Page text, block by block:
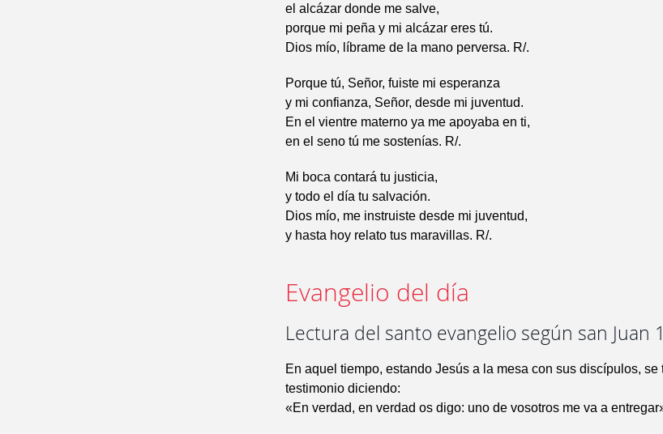
el alcázar donde me salve,
porque mi peña y mi alcázar eres tú.
Dios mío, líbrame de la mano perversa. R/.
Porque tú, Señor, fuiste mi esperanza
y mi confianza, Señor, desde mi juventud.
En el vientre materno ya me apoyaba en ti,
en el seno tú me sostenías. R/.
Mi boca contará tu justicia,
y todo el día tu salvación.
Dios mío, me instruiste desde mi juventud,
y hasta hoy relato tus maravillas. R/.
Evangelio del día
Lectura del santo evangelio según san Juan
En aquel tiempo, estando Jesús a la mesa con sus discípulos,
testimonio diciendo:
«En verdad, en verdad os digo: uno de vosotros me va a